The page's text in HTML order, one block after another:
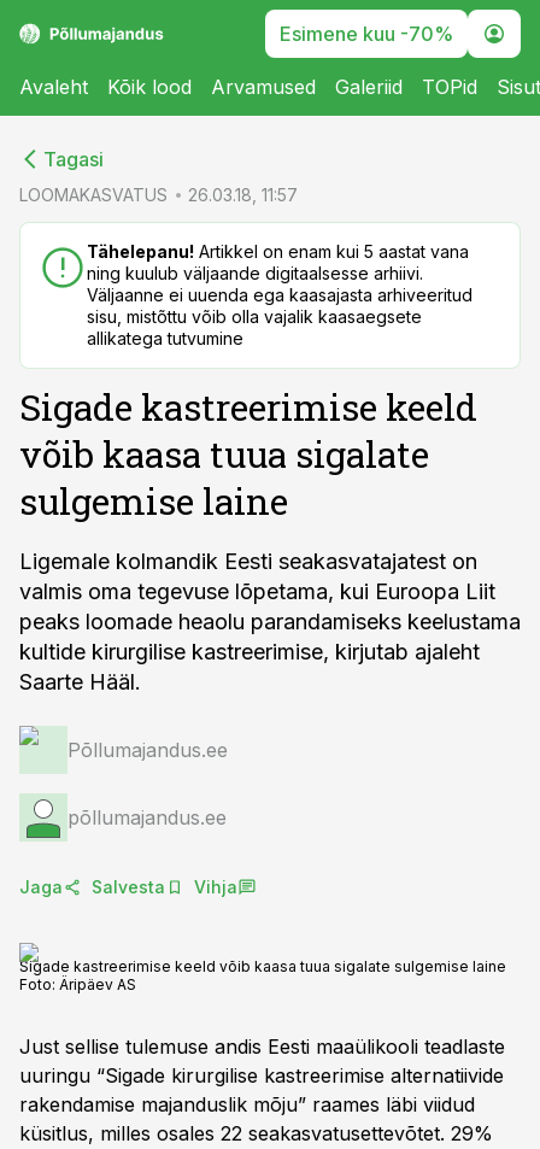
Esimene kuu -70%
Avaleht Kõik lood Arvamused Galeriid TOPid
Tagasi
LOOMAKASVATUS 26.03.18, 11:57
Tähelepanu! Artikkel on enam kui 5 aastat vana
ning kuulub väljaande digitaalsesse arhiivi.
Väljaanne ei uuenda ega kaasajasta arhiveeritud
sisu, mistõttu võib olla vajalik kaasaegsete
allikatega tutvumine
Sigade kastreerimise keeld
võib kaasa tuua sigalate
sulgemise laine
Ligemale kolmandik Eesti seakasvatajatest on
valmis oma tegevuse lõpetama, kui Euroopa Liit
peaks loomade heaolu parandamiseks keelustama
kultide kirurgilise kastreerimise, kirjutab ajaleht
Saarte Hääl.
Põllumajandus.ee
põllumajandus.ee
Jaga Salvesta Vihja
Sigade kastreerimise keeld võib kaasa tuua sigalate sulgemise laine
Foto: Äripäev AS
Just sellise tulemuse andis Eesti maaülikooli teadlaste
uuringu “Sigade kirurgilise kastreerimise alternatiivide
rakendamise majanduslik mõju” raames läbi viidud
küsitlus, milles osales 22 seakasvatusettevõtet. 29%